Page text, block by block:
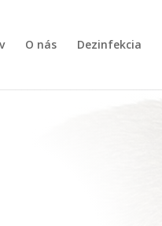
O nás Dezinfekcia